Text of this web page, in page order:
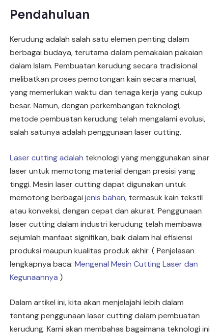
Pendahuluan
Kerudung adalah salah satu elemen penting dalam
berbagai budaya, terutama dalam pemakaian pakaian
dalam Islam. Pembuatan kerudung secara tradisional
melibatkan proses pemotongan kain secara manual,
yang memerlukan waktu dan tenaga kerja yang cukup
besar. Namun, dengan perkembangan teknologi,
metode pembuatan kerudung telah mengalami evolusi,
salah satunya adalah penggunaan laser cutting.
Laser cutting adalah teknologi yang menggunakan sinar
laser untuk memotong material dengan presisi yang
tinggi. Mesin laser cutting dapat digunakan untuk
memotong berbagai jenis bahan, termasuk kain tekstil
atau konveksi, dengan cepat dan akurat. Penggunaan
laser cutting dalam industri kerudung telah membawa
sejumlah manfaat signifikan, baik dalam hal efisiensi
produksi maupun kualitas produk akhir. ( Penjelasan
lengkapnya baca: Mengenal Mesin Cutting Laser dan
Kegunaannya )
Dalam artikel ini, kita akan menjelajahi lebih dalam
tentang penggunaan laser cutting dalam pembuatan
kerudung. Kami akan membahas bagaimana teknologi ini